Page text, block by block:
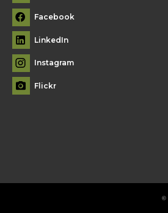
Facebook
LinkedIn
Instagram
Flickr
©